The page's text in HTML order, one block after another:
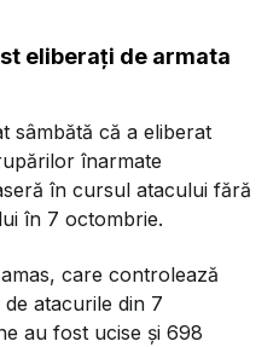
eliberați de armata
sâmbătă că a eliberat
înarmate
în cursul atacului fără
în 7 octombrie.
care controlează
de atacurile din 7
au fost ucise şi 698